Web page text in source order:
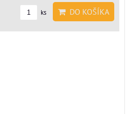
ks DO KOŠÍKA